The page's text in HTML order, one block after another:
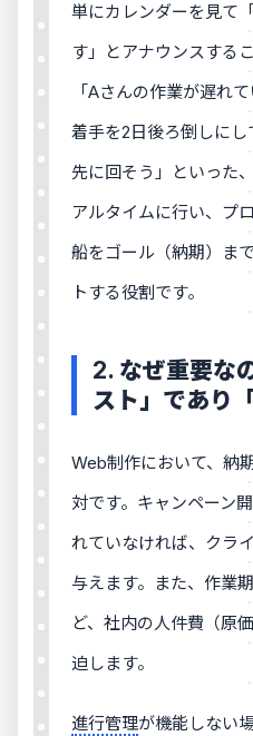
単にカレンダーを見て
す」とアナウンスする
「Aさんの作業が遅れ
着手を2日後ろ倒しに
先に回そう」といった
アルタイムに行い、プ
船をゴール（納期）ま
トする役割です。
2. なぜ重要な
スト」であり
Web制作において、納
対です。キャンペーン
れていなければ、クラ
与えます。また、作業
ど、社内の人件費（原
迫します。
進行管理が機能しない